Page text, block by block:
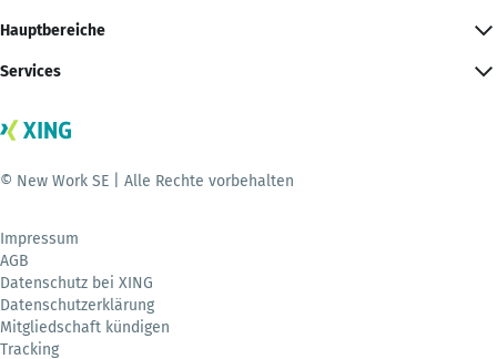
Hauptbereiche
Services
© New Work SE | Alle Rechte vorbehalten
Impressum
AGB
Datenschutz bei XING
Datenschutzerklärung
Mitgliedschaft kündigen
Tracking